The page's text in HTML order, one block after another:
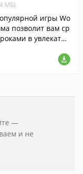
МБ)
игры Wo
позволит вам ср
в увлекател
—
и не